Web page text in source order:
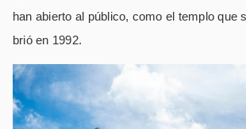
han abierto al público, como el templo que
brió en 1992.